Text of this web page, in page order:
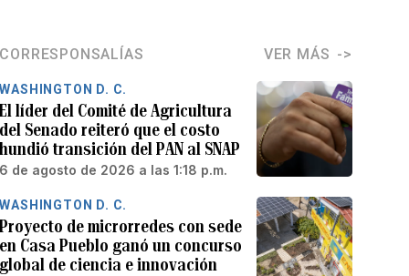
CORRESPONSALÍAS VER MÁS
WASHINGTON D. C.
El líder del Comité de Agricultura
del Senado reiteró que el costo
hundió transición del PAN al SNAP
6 de agosto de 2026 a las 1:18 p.m.
WASHINGTON D. C.
Proyecto de microrredes con sede
en Casa Pueblo ganó un concurso
global de ciencia e innovación